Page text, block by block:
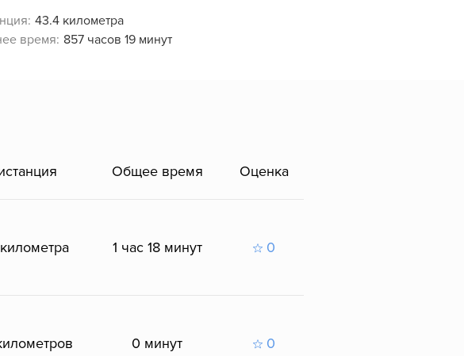
43.4 километра
время: 857 часов 19 минут
Общее время Оценка
1 час 18 минут 0
0 минут 0